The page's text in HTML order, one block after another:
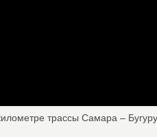
трассы Самара –